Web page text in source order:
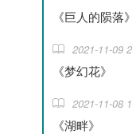
《巨人的陨落》
2021-11-09
《梦幻花》
2021-11-08
《湖畔》